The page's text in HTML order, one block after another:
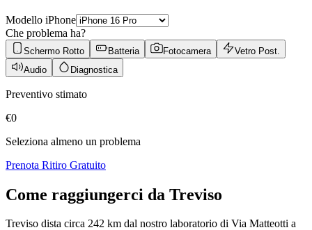
Modello iPhone
Che problema ha?
Schermo Rotto Batteria Fotocamera
Vetro Post.
Audio
Diagnostica
Preventivo stimato
€0
Seleziona almeno un problema
Prenota Ritiro Gratuito
Come raggiungerci da Treviso
Treviso dista circa 242 km dal nostro laboratorio di Via Matteotti a